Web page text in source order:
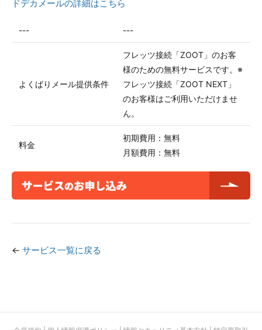
ドデカメールの詳細はこちら
--- ---
よくばりメール提供条件
フレッツ接続「ZOOT」のお客
様のための無料サービスです。※
フレッツ接続「ZOOT NEXT」
のお客様はご利用いただけませ
ん。
料金
初期費用：無料
月額費用：無料
← サービス一覧に戻る